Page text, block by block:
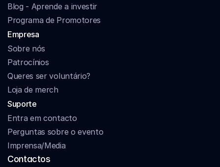
Blog - Aprende a investir
Programa de Promotores
Empresa
Sobre nós
Patrocínios
Queres ser voluntário?
Loja de merch
Suporte
Entra em contacto
Perguntas sobre o evento
Imprensa/Media
Contactos